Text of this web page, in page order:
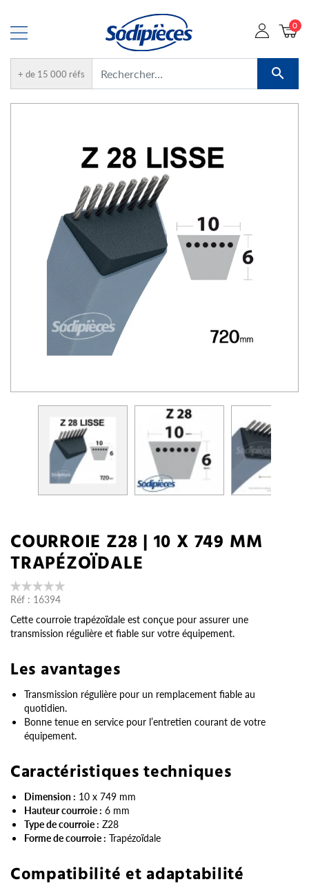
+ de 15 000 réfs 
0
COURROIE Z28 | 10 X 749 MM
TRAPÉZOÏDALE
Réf : 16394
Cette courroie trapézoïdale est conçue pour assurer une
transmission régulière et fiable sur votre équipement.
Les avantages
Transmission régulière pour un remplacement fiable au
quotidien.
Bonne tenue en service pour l’entretien courant de votre
équipement.
Caractéristiques techniques
Dimension : 10 x 749 mm
Hauteur courroie : 6 mm
Type de courroie : Z28
Forme de courroie : Trapézoïdale
Compatibilité et adaptabilité